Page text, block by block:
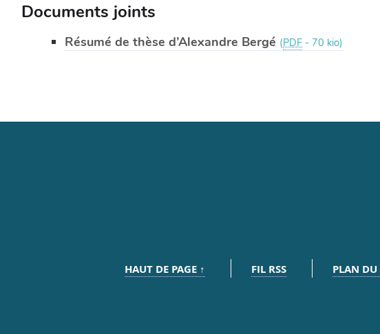
Documents joints
Résumé de thèse d’Alexandre Bergé (PDF - 70 kio)
HAUT DE PAGE ↑ FIL RSS PLAN DU